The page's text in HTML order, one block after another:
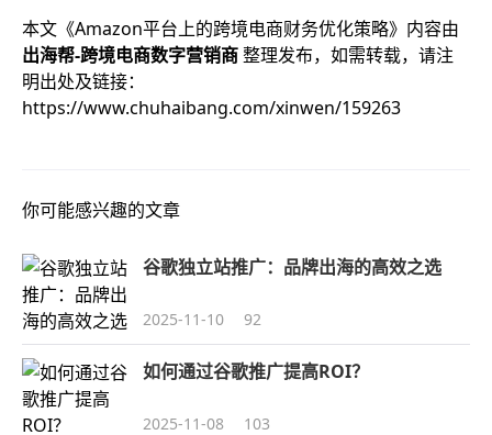
本文《Amazon平台上的跨境电商财务优化策略》内容由
出海帮-跨境电商数字营销商整理发布，如需转载，请注
明出处及链接：
https://www.chuhaibang.com/xinwen/159263
你可能感兴趣的文章
谷歌独立站推广：品牌出海的高效之选
2025-11-10 92
如何通过谷歌推广提高ROI？
2025-11-08 103